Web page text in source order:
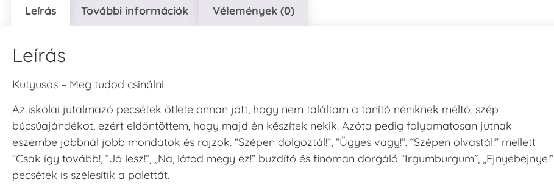
Leírás További információk Vélemények (0)
Leírás
Kutyusos – Meg tudod csinálni
Az iskolai jutalmazó pecsétek ötlete onnan jött, hogy nem találtam a tanító néniknek méltó, szép
búcsúajándékot, ezért eldöntöttem, hogy majd én készítek nekik. Azóta pedig folyamatosan jutnak
eszembe jobbnál jobb mondatok és rajzok. “Szépen dolgoztál!”, “Ügyes vagy!”, “Szépen olvastál!” mellett
“Csak így tovább!, “Jó lesz!”, „Na, látod megy ez!” buzdító és finoman dorgáló “Irgumburgum”, „Ejnyebejnye!”
pecsétek is szélesítik a palettát.